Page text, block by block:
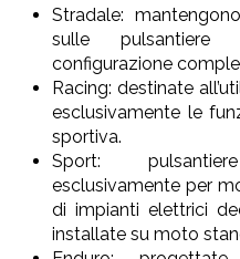
Stradale:
sulle pulsantiere
configurazione
Racing: destinate
esclusivamente le
sportiva.
Sport:
esclusivamente per
di impianti elettrici
installate su moto